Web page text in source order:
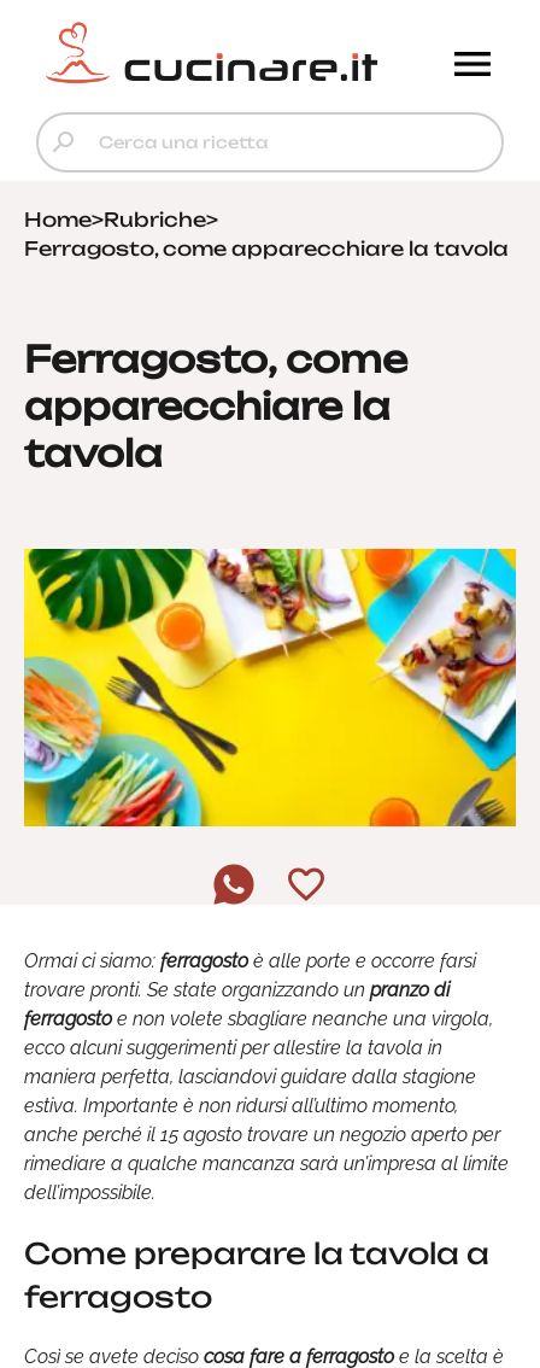
Home>Rubriche>
Ferragosto, come apparecchiare la tavola
Ferragosto, come
apparecchiare la
tavola
Ormai ci siamo: ferragostoè alle porte e occorre farsi
trovare pronti. Se state organizzando un pranzo di
ferragostoe non volete sbagliare neanche una virgola,
ecco alcuni suggerimenti per allestire la tavola in
maniera perfetta, lasciandovi guidare dalla stagione
estiva. Importante è non ridursi all’ultimo momento,
anche perché il 15 agosto trovare un negozio aperto per
rimediare a qualche mancanza sarà un’impresa al limite
dell’impossibile.
Come preparare la tavola a
ferragosto
Così se avete deciso cosa fare a ferragostoe la scelta è